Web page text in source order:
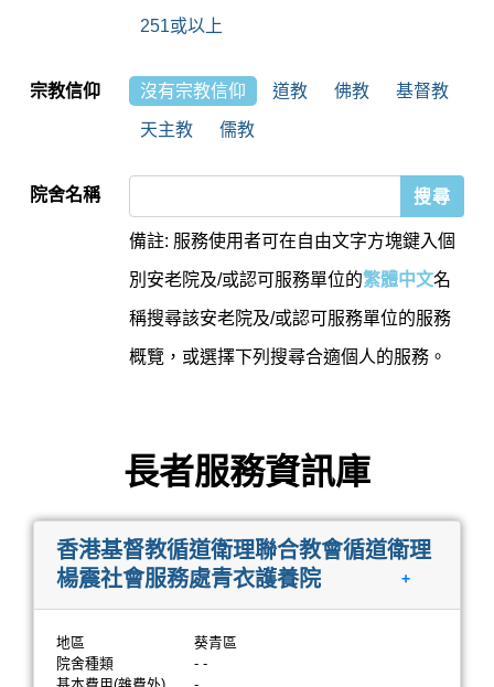
251或以上
宗教信仰 沒有宗教信仰 道教 佛教 基督教
天主教 儒教
院舍名稱
備註: 服務使用者可在自由文字方塊鍵入個
別安老院及/或認可服務單位的繁體中文名
稱搜尋該安老院及/或認可服務單位的服務
概覽，或選擇下列搜尋合適個人的服務。
長者服務資訊庫
香港基督教循道衛理聯合教會循道衛理
楊震社會服務處青衣護養院
+
地區
葵青區
院舍種類
- -